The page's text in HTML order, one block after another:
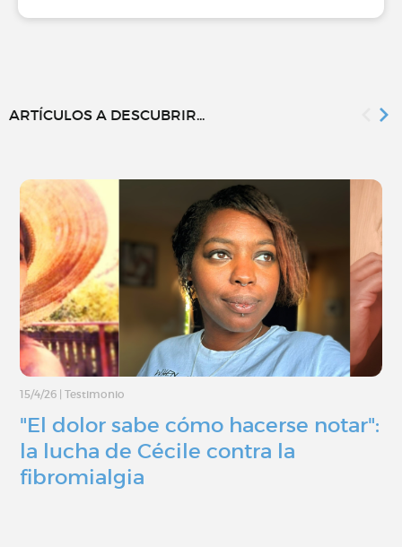
ARTÍCULOS A DESCUBRIR...
15/4/26 | Testimonio
"El dolor sabe cómo hacerse notar":
la lucha de Cécile contra la
fibromialgia